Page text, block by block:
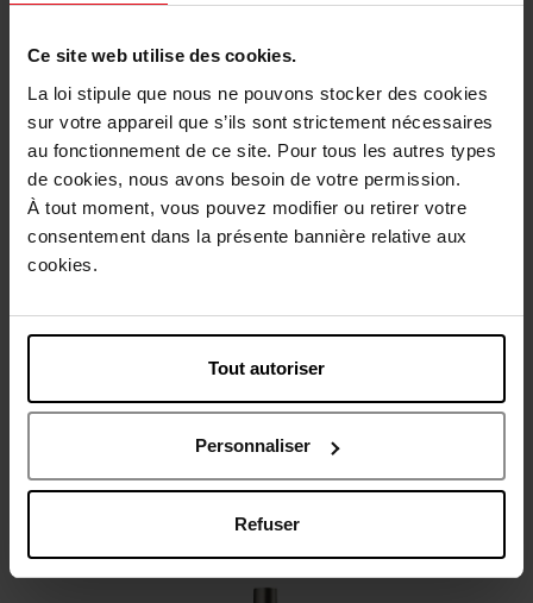
Ce site web utilise des cookies.
La loi stipule que nous ne pouvons stocker des cookies
sur votre appareil que s’ils sont strictement nécessaires
au fonctionnement de ce site. Pour tous les autres types
de cookies, nous avons besoin de votre permission.
À tout moment, vous pouvez modifier ou retirer votre
consentement dans la présente bannière relative aux
cookies.
Tout autoriser
Personnaliser
Refuser
Retour gratuit dans votre magasin
Description
Caractéristiques
Oublié quelque chose ?